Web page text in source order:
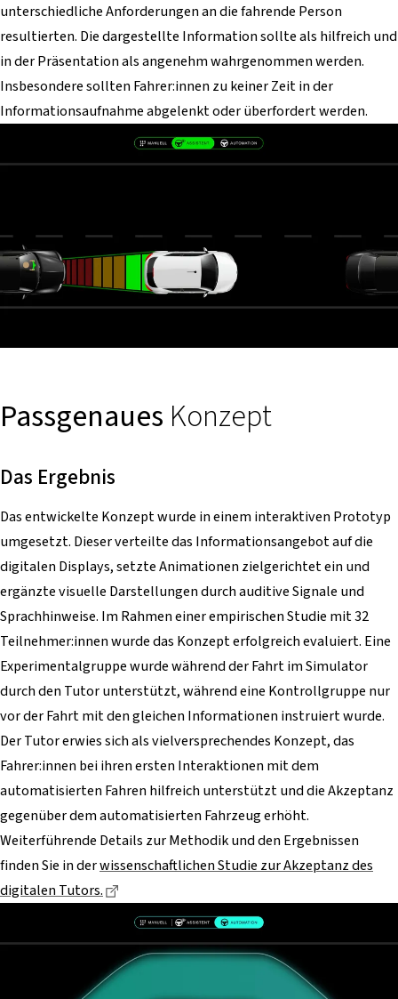
unterschiedliche Anforderungen an die fahrende Person
resultierten. Die dargestellte Information sollte als hilfreich und
in der Präsentation als angenehm wahrgenommen werden.
Insbesondere sollten Fahrer:innen zu keiner Zeit in der
Informationsaufnahme abgelenkt oder überfordert werden.
Passgenaues Konzept
Das Ergebnis
Das entwickelte Konzept wurde in einem interaktiven Prototyp
umgesetzt. Dieser verteilte das Informationsangebot auf die
digitalen Displays, setzte Animationen zielgerichtet ein und
ergänzte visuelle Darstellungen durch auditive Signale und
Sprachhinweise. Im Rahmen einer empirischen Studie mit 32
Teilnehmer:innen wurde das Konzept erfolgreich evaluiert. Eine
Experimentalgruppe wurde während der Fahrt im Simulator
durch den Tutor unterstützt, während eine Kontrollgruppe nur
vor der Fahrt mit den gleichen Informationen instruiert wurde.
Der Tutor erwies sich als vielversprechendes Konzept, das
Fahrer:innen bei ihren ersten Interaktionen mit dem
automatisierten Fahren hilfreich unterstützt und die Akzeptanz
gegenüber dem automatisierten Fahrzeug erhöht.
Weiterführende Details zur Methodik und den Ergebnissen
finden Sie in derwissenschaftlichen Studie zur Akzeptanz des
digitalen Tutors.